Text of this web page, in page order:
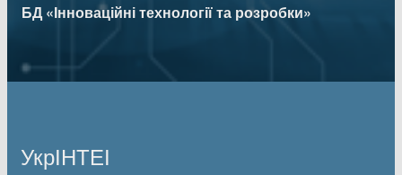
БД «Інноваційні технології та розробки»
УкрІНТЕІ